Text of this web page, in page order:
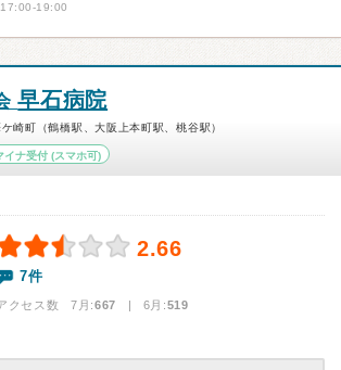
17:00-19:00
早石病院
崎町（鶴橋駅、大阪上本町駅、桃谷駅）
イナ受付(スマホ可)
2.66
7件
クセス数 7月:667 | 6月:519